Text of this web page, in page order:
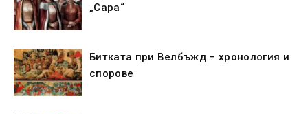
„Сара“
Битката при Велбъжд – хронология и
спорове